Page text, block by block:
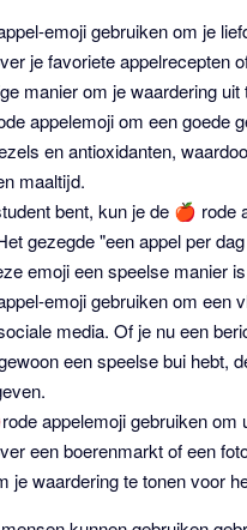
emoji gebruiken om je
je favoriete appelrecepten
manier om je waardering
appelemoji om een goede
en antioxidanten,
maaltijd.
bent, kun je de 🍎
gezegde "een appel per
emoji een speelse manier
emoji gebruiken om een
media. Of je nu een
een speelse bui hebt,
appelemoji gebruiken
een boerenmarkt of een
je waardering te tonen voor